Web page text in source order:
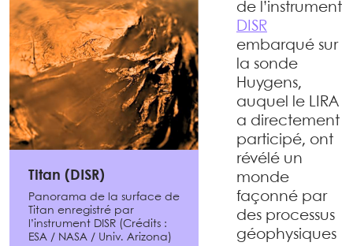
Titan (DISR)
Panorama de la surface de
Titan enregistré par
l’instrument DISR (Crédits :
ESA / NASA / Univ. Arizona)
de l’instrument
DISR
embarqué sur
la sonde
Huygens,
auquel le LIRA
a directement
participé, ont
révélé un
monde
façonné par
des processus
géophysiques